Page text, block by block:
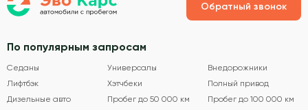
Обратный звонок
По популярным запросам
Седаны Универсалы
Внедорожники
Лифтбэк
Хэтчбеки
Полный привод
Дизельные авто
Пробег до 50 000 км
Пробег до 100 000 км